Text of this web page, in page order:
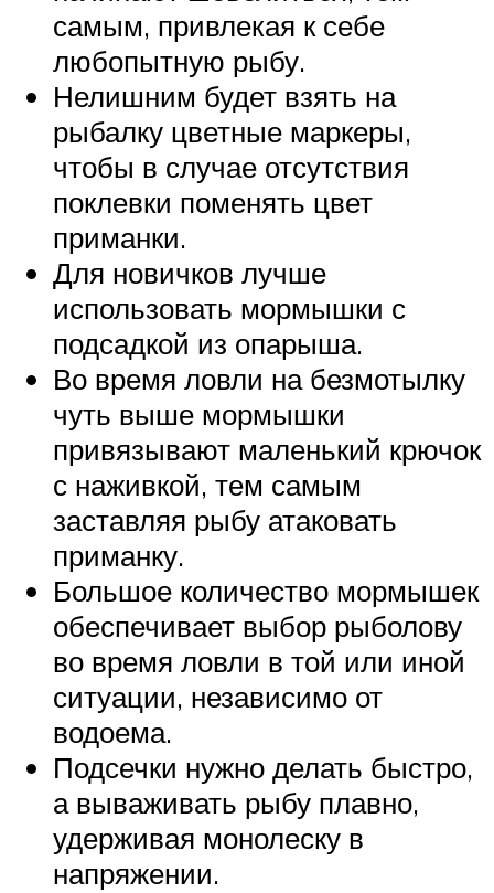
самым, привлекая к себе
любопытную рыбу.
Нелишним будет взять на
рыбалку цветные маркеры,
чтобы в случае отсутствия
поклевки поменять цвет
приманки.
Для новичков лучше
использовать мормышки с
подсадкой из опарыша.
Во время ловли на безмотылку
чуть выше мормышки
привязывают маленький крючок
с наживкой, тем самым
заставляя рыбу атаковать
приманку.
Большое количество мормышек
обеспечивает выбор рыболову
во время ловли в той или иной
ситуации, независимо от
водоема.
Подсечки нужно делать быстро,
а вываживать рыбу плавно,
удерживая монолеску в
напряжении.